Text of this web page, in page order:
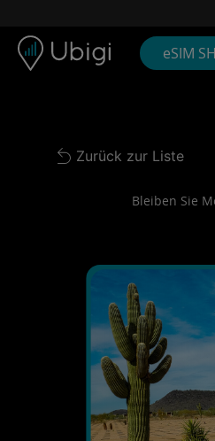
eSIM
Back to list
Zurück zur Liste
Bleiben Sie